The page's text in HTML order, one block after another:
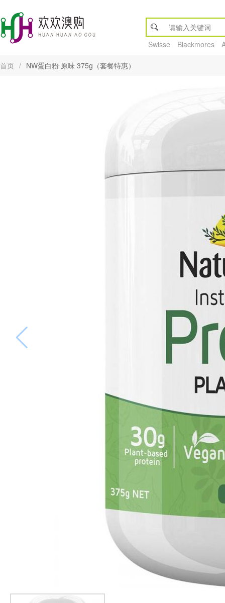
Swisse Blackmores
首页 / NW蛋白粉 原味 375g（套餐特惠）